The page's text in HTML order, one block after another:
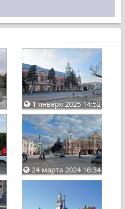
1 января 2025 14:52
24 марта 2024 16:34